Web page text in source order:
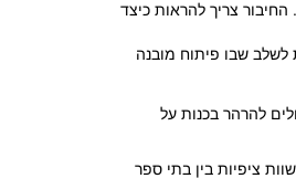
צריך להראות כיצד
לשלב שבו פיתוח מובנה
להרהר בכנות על
ציפיות בין בתי ספר